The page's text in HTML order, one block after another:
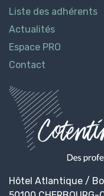
Liste des adhérents
Actualités
Espace PRO
Contact
Hôtel Atlantique /